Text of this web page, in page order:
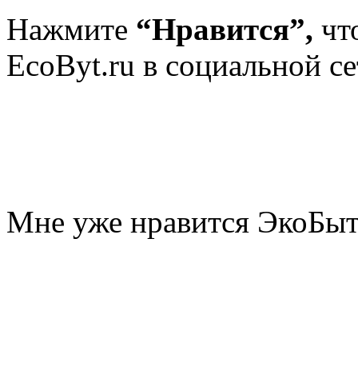
Нажмите “Нравится”,
EcoByt.ru в социальной
Мне уже нравится